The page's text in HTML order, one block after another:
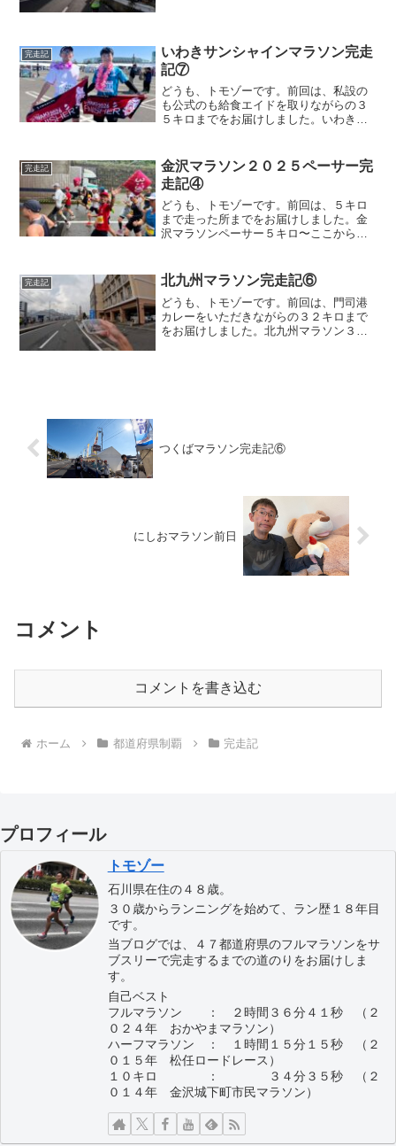
手に山下公園を望みながらの...
完走記
いわきサンシャインマラソン完走
記⑦
どうも、トモゾーです。前回は、私設の
も公式のも給食エイドを取りながらの３
５キロまでをお届けしました。いわきサ
ライドでした。そのすぐ後に、サブスリ
ーの集団です。ずっとギリ...
完走記
金沢マラソン２０２５ペーサー完
走記④
どうも、トモゾーです。前回は、５キロ
まで走った所までをお届けしました。金
沢マラソンペーサー５キロ〜ここから１
し、写真を撮ろうと思っていたのです
が、ペースの確認に忙しい...
完走記 北九州マラソン完走記⑥
どうも、トモゾーです。前回は、門司港
カレーをいただきながらの３２キロまで
をお届けしました。北九州マラソン３２
つくばマラソン完走記⑥
にしおマラソン前日
コメント
コメントを書き込む
ホーム 都道府県制覇 完走記
プロフィール
トモゾー
石川県在住の４８歳。
３０歳からランニングを始めて、ラン歴１８年目
です。
当ブログでは、４７都道府県のフルマラソンをサ
ブスリーで完走するまでの道のりをお届けしま
す。
自己ベスト
フルマラソン ： ２時間３６分４１秒 （２
０２４年 おかやまマラソン）
ハーフマラソン ： １時間１５分１５秒 （２
０１５年 松任ロードレース）
１０キロ ： ３４分３５秒 （２
０１４年 金沢城下町市民マラソン）